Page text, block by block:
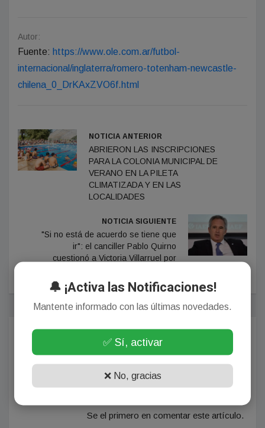
Autor:
Fuente: https://www.ole.com.ar/futbol-
internacional/inglaterra/romero-totenham-newcastle-
chilena_0_DrKAxZVO6f.html
NOTICIA ANTERIOR
ABRIERON LAS INSCRIPCIONES
PARA LA COLONIA MUNICIPAL DE
VERANO EN LA PILETA
CLIMATIZADA Y EN LAS
LOCALIDADES
NOTICIA SIGUIENTE
"Si no está de acuerdo se tiene que
ir": el canciller Pablo Quirno
cuestionó a Victoria Villarruel por
Se el primero en comentar este artículo.
🔔 ¡Activa las Notificaciones!
Mantente informado con las últimas novedades.
✅ Sí, activar
❌ No, gracias